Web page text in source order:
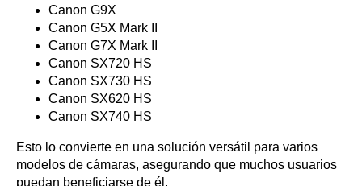
Canon G9X
Canon G5X Mark II
Canon G7X Mark II
Canon SX720 HS
Canon SX730 HS
Canon SX620 HS
Canon SX740 HS
Esto lo convierte en una solución versátil para varios
modelos de cámaras, asegurando que muchos usuarios
puedan beneficiarse de él.